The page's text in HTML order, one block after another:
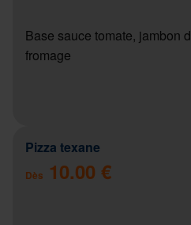
Base sauce tomate, jambon
fromage
Pizza texane
Dès 10.00 €